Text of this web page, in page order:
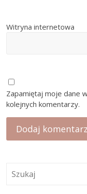
Witryna internetowa
Zapamiętaj moje dane
kolejnych komentarzy.